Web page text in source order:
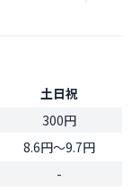
土日祝
300円
8.6円〜9.7円
-